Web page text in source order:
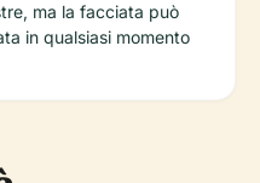
ma la facciata può
in qualsiasi momento